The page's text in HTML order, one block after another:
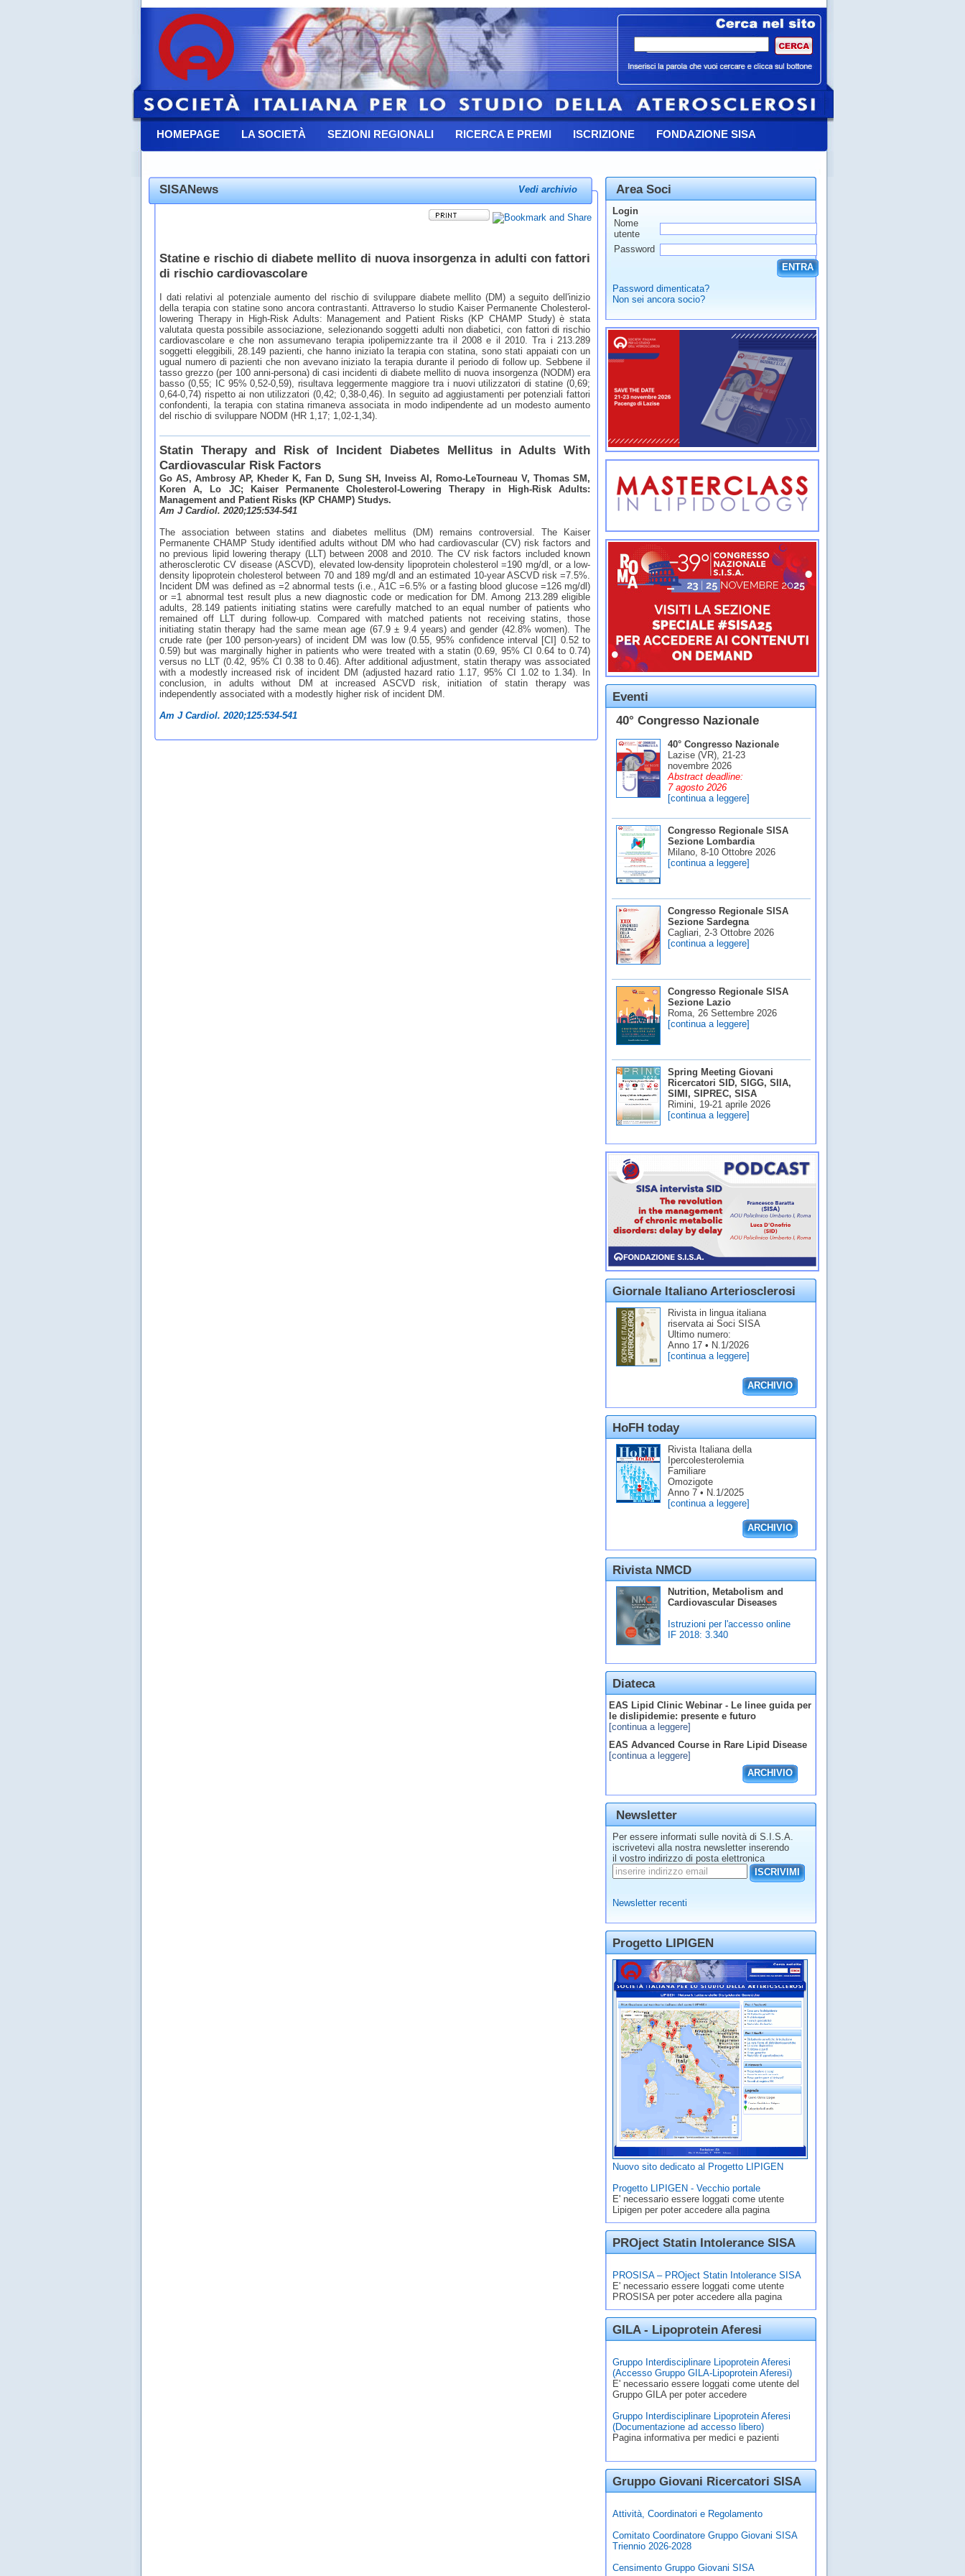
HOMEPAGE LA SOCIETÀ SEZIONI REGIONALI RICERCA E PREMI ISCRIZIONE FONDAZIONE SISA
SISANews Vedi archivio
Statine e rischio di diabete mellito di nuova insorgenza in adulti con fattori
di rischio cardiovascolare
I dati relativi al potenziale aumento del rischio di sviluppare diabete mellito (DM) a seguito dell'inizio
della terapia con statine sono ancora contrastanti. Attraverso lo studio Kaiser Permanente Cholesterol-
lowering Therapy in High-Risk Adults: Management and Patient Risks (KP CHAMP Study) è stata
valutata questa possibile associazione, selezionando soggetti adulti non diabetici, con fattori di rischio
cardiovascolare e che non assumevano terapia ipolipemizzante tra il 2008 e il 2010. Tra i 213.289
soggetti eleggibili, 28.149 pazienti, che hanno iniziato la terapia con statina, sono stati appaiati con un
ugual numero di pazienti che non avevano iniziato la terapia durante il periodo di follow up. Sebbene il
tasso grezzo (per 100 anni-persona) di casi incidenti di diabete mellito di nuova insorgenza (NODM) era
basso (0,55; IC 95% 0,52-0,59), risultava leggermente maggiore tra i nuovi utilizzatori di statine (0,69;
0,64-0,74) rispetto ai non utilizzatori (0,42; 0,38-0,46). In seguito ad aggiustamenti per potenziali fattori
confondenti, la terapia con statina rimaneva associata in modo indipendente ad un modesto aumento
del rischio di sviluppare NODM (HR 1,17; 1,02-1,34).
Statin Therapy and Risk of Incident Diabetes Mellitus in Adults With
Cardiovascular Risk Factors
Go AS, Ambrosy AP, Kheder K, Fan D, Sung SH, Inveiss AI, Romo-LeTourneau V, Thomas SM,
Koren A, Lo JC; Kaiser Permanente Cholesterol-Lowering Therapy in High-Risk Adults:
Management and Patient Risks (KP CHAMP) Studys.
Am J Cardiol. 2020;125:534-541
The association between statins and diabetes mellitus (DM) remains controversial. The Kaiser
Permanente CHAMP Study identified adults without DM who had cardiovascular (CV) risk factors and
no previous lipid lowering therapy (LLT) between 2008 and 2010. The CV risk factors included known
atherosclerotic CV disease (ASCVD), elevated low-density lipoprotein cholesterol =190 mg/dl, or a low-
density lipoprotein cholesterol between 70 and 189 mg/dl and an estimated 10-year ASCVD risk =7.5%.
Incident DM was defined as =2 abnormal tests (i.e., A1C =6.5% or a fasting blood glucose =126 mg/dl)
or =1 abnormal test result plus a new diagnostic code or medication for DM. Among 213.289 eligible
adults, 28.149 patients initiating statins were carefully matched to an equal number of patients who
remained off LLT during follow-up. Compared with matched patients not receiving statins, those
initiating statin therapy had the same mean age (67.9 ± 9.4 years) and gender (42.8% women). The
crude rate (per 100 person-years) of incident DM was low (0.55, 95% confidence interval [CI] 0.52 to
0.59) but was marginally higher in patients who were treated with a statin (0.69, 95% CI 0.64 to 0.74)
versus no LLT (0.42, 95% CI 0.38 to 0.46). After additional adjustment, statin therapy was associated
with a modestly increased risk of incident DM (adjusted hazard ratio 1.17, 95% CI 1.02 to 1.34). In
conclusion, in adults without DM at increased ASCVD risk, initiation of statin therapy was
independently associated with a modestly higher risk of incident DM.
Am J Cardiol. 2020;125:534-541
Area Soci
Login
Nome
utente
Password
ENTRA
Password dimenticata?
Non sei ancora socio?
Eventi
40° Congresso Nazionale
40° Congresso Nazionale
Lazise (VR), 21-23
novembre 2026
Abstract deadline:
7 agosto 2026
[continua a leggere]
Congresso Regionale SISA
Sezione Lombardia
Milano, 8-10 Ottobre 2026
[continua a leggere]
Congresso Regionale SISA
Sezione Sardegna
Cagliari, 2-3 Ottobre 2026
[continua a leggere]
Congresso Regionale SISA
Sezione Lazio
Roma, 26 Settembre 2026
[continua a leggere]
Spring Meeting Giovani
Ricercatori SID, SIGG, SIIA,
SIMI, SIPREC, SISA
Rimini, 19-21 aprile 2026
[continua a leggere]
Giornale Italiano Arteriosclerosi
Rivista in lingua italiana
riservata ai Soci SISA
Ultimo numero:
Anno 17 • N.1/2026
[continua a leggere]
ARCHIVIO
HoFH today
Rivista Italiana della
Ipercolesterolemia
Familiare
Omozigote
Anno 7 • N.1/2025
[continua a leggere]
ARCHIVIO
Rivista NMCD
Nutrition, Metabolism and
Cardiovascular Diseases
Istruzioni per l'accesso online
IF 2018: 3.340
Diateca
EAS Lipid Clinic Webinar - Le linee guida per
le dislipidemie: presente e futuro
[continua a leggere]
EAS Advanced Course in Rare Lipid Disease
[continua a leggere]
ARCHIVIO
Newsletter
Per essere informati sulle novità di S.I.S.A.
iscrivetevi alla nostra newsletter inserendo
il vostro indirizzo di posta elettronica
ISCRIVIMI
Newsletter recenti
Progetto LIPIGEN
Nuovo sito dedicato al Progetto LIPIGEN
Progetto LIPIGEN - Vecchio portale
E' necessario essere loggati come utente
Lipigen per poter accedere alla pagina
PROject Statin Intolerance SISA
PROSISA – PROject Statin Intolerance SISA
E' necessario essere loggati come utente
PROSISA per poter accedere alla pagina
GILA - Lipoprotein Aferesi
Gruppo Interdisciplinare Lipoprotein Aferesi
(Accesso Gruppo GILA-Lipoprotein Aferesi)
E' necessario essere loggati come utente del
Gruppo GILA per poter accedere
Gruppo Interdisciplinare Lipoprotein Aferesi
(Documentazione ad accesso libero)
Pagina informativa per medici e pazienti
Gruppo Giovani Ricercatori SISA
Attività, Coordinatori e Regolamento
Comitato Coordinatore Gruppo Giovani SISA
Triennio 2026-2028
Censimento Gruppo Giovani SISA